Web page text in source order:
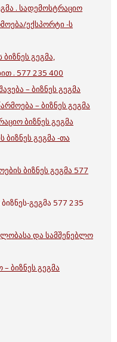
. სადემოსტრაციო
ექსპორტი -ს
გეგმა,
. 577 235 400
– ბიზნეს გეგმა
– ბიზნეს გეგმა
ბიზნეს გეგმა
ბიზნეს გეგმა -თა
ბიზნეს გეგმა 577
გეგმა 577 235
და სამშენებლო
ბიზნეს გეგმა